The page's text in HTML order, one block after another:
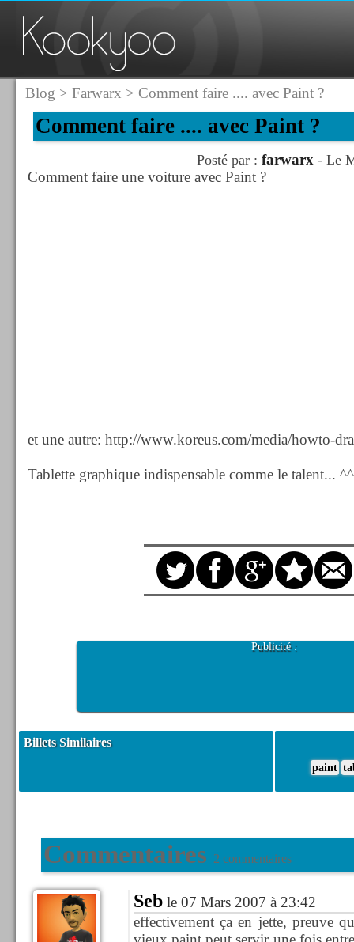
Blog > Farwarx > Comment faire .... avec Paint ?
Comment faire .... avec Paint ?
Posté par : farwarx- Le
Comment faire une voiture avec Paint ?
et une autre: http://www.koreus.com/media/howto-
Tablette graphique indispensable comme le talent... ^^
Publicité :
Billets Similaires
paint
Commentaires 2 commentaires
Seble 07 Mars 2007 à 23:42
effectivement ça en jette, preuve